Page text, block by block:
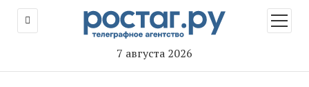
7 августа 2026
меню